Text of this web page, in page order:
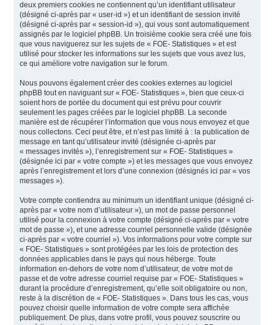
deux premiers cookies ne contiennent qu’un identifiant utilisateur
(désigné ci-après par « user-id ») et un identifiant de session invité
(désigné ci-après par « session-id »), qui vous sont automatiquement
assignés par le logiciel phpBB. Un troisième cookie sera créé une fois
que vous naviguerez sur les sujets de « FOE- Statistiques » et est
utilisé pour stocker les informations sur les sujets que vous avez lus,
ce qui améliore votre navigation sur le forum.
Nous pouvons également créer des cookies externes au logiciel
phpBB tout en naviguant sur « FOE- Statistiques », bien que ceux-ci
soient hors de portée du document qui est prévu pour couvrir
seulement les pages créées par le logiciel phpBB. La seconde
manière est de récupérer l’information que vous nous envoyez et que
nous collectons. Ceci peut être, et n’est pas limité à : la publication de
message en tant qu’utilisateur invité (désignée ci-après par
« messages invités »), l’enregistrement sur « FOE- Statistiques »
(désignée ici par « votre compte ») et les messages que vous envoyez
après l’enregistrement et lors d’une connexion (désignés ici par « vos
messages »).
Votre compte contiendra au minimum un identifiant unique (désigné ci-
après par « votre nom d’utilisateur »), un mot de passe personnel
utilisé pour la connexion à votre compte (désigné ci-après par « votre
mot de passe »), et une adresse courriel personnelle valide (désignée
ci-après par « votre courriel »). Vos informations pour votre compte sur
« FOE- Statistiques » sont protégées par les lois de protection des
données applicables dans le pays qui nous héberge. Toute
information en-dehors de votre nom d’utilisateur, de votre mot de
passe et de votre adresse courriel requise par « FOE- Statistiques »
durant la procédure d’enregistrement, qu’elle soit obligatoire ou non,
reste à la discrétion de « FOE- Statistiques ». Dans tous les cas, vous
pouvez choisir quelle information de votre compte sera affichée
publiquement. De plus, dans votre profil, vous pouvez souscrire ou